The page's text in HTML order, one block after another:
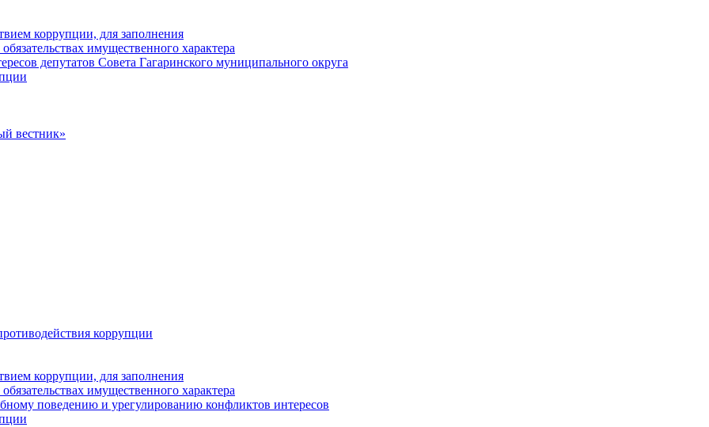
коррупции, для заполнения
имущественного характера
депутатов Совета Гагаринского муниципального округа
вестник»
коррупции
коррупции, для заполнения
имущественного характера
поведению и урегулированию конфликтов интересов